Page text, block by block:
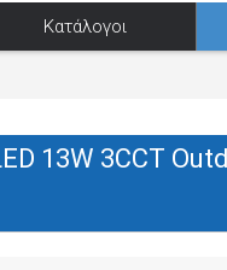
Κατάλογοι
13W 3CCT